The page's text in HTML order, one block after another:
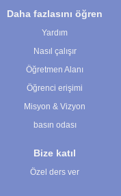
Daha fazlasını öğren
Yardım
Nasıl çalışır
Öğretmen Alanı
Öğrenci erişimi
Misyon & Vizyon
basın odası
Bize katıl
Özel ders ver